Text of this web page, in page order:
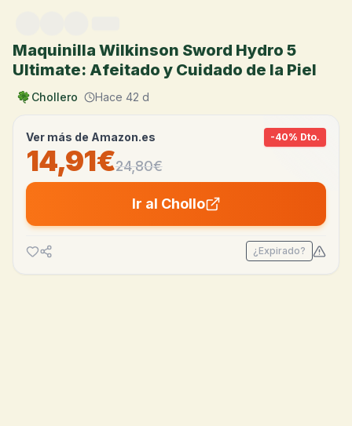
Maquinilla Wilkinson Sword Hydro 5
Ultimate: Afeitado y Cuidado de la Piel
Chollero Hace 42 d
Ver más de Amazon.es -40% Dto.
14,91€24,80€
Ir al Chollo
¿Expirado?